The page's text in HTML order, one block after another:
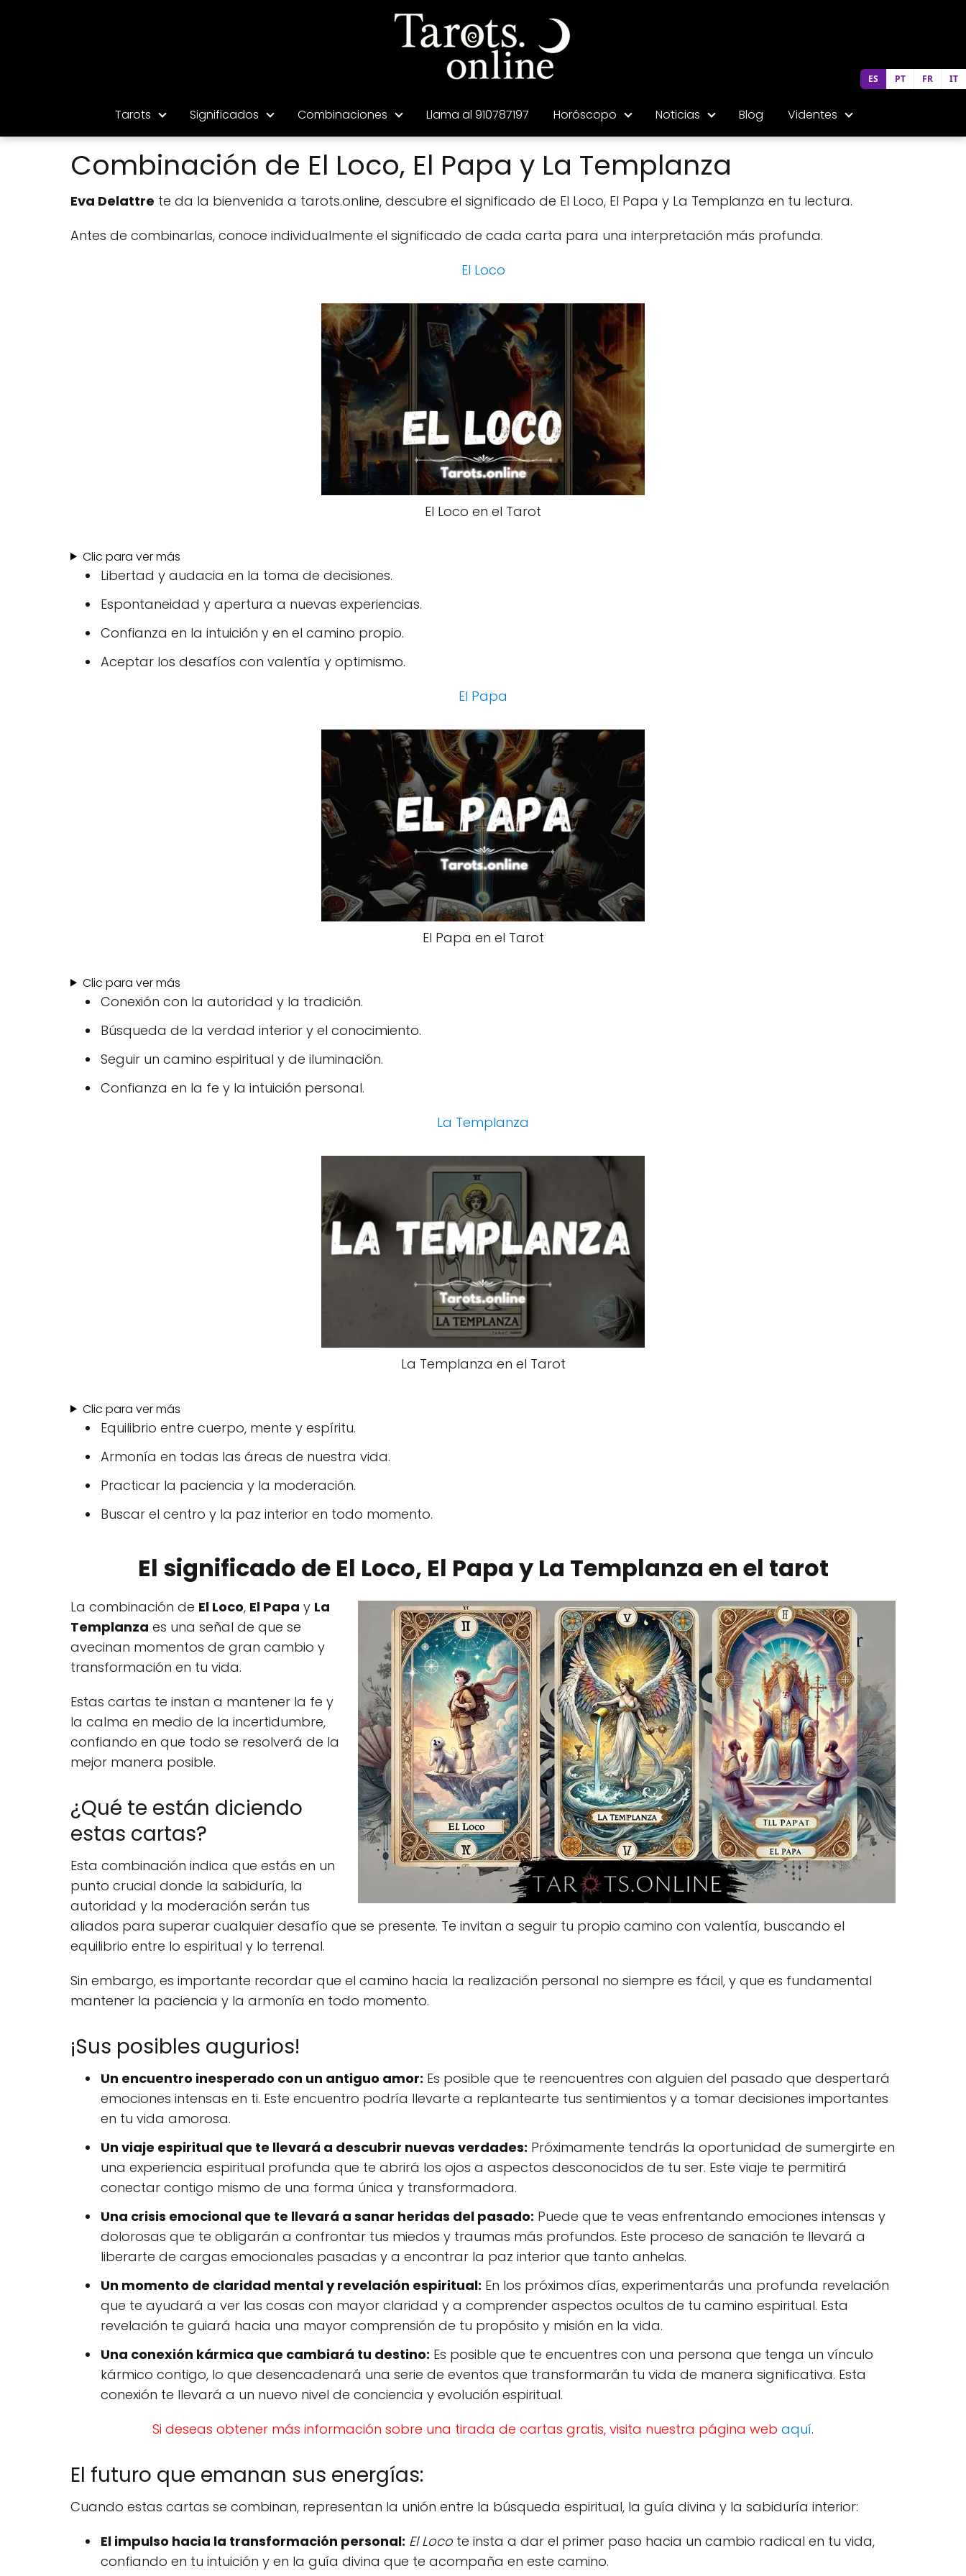
Tarots Significados Combinaciones Llama al 910787197 Horóscopo Noticias Blog Videntes
Combinación de El Loco, El Papa y La Templanza
Eva Delattre te da la bienvenida a tarots.online, descubre el significado de El Loco, El Papa y La Templanza en tu lectura.
Antes de combinarlas, conoce individualmente el significado de cada carta para una interpretación más profunda.
El Loco
El Loco en el Tarot
Clic para ver más
Libertad y audacia en la toma de decisiones.
Espontaneidad y apertura a nuevas experiencias.
Confianza en la intuición y en el camino propio.
Aceptar los desafíos con valentía y optimismo.
El Papa
El Papa en el Tarot
Clic para ver más
Conexión con la autoridad y la tradición.
Búsqueda de la verdad interior y el conocimiento.
Seguir un camino espiritual y de iluminación.
Confianza en la fe y la intuición personal.
La Templanza
La Templanza en el Tarot
Clic para ver más
Equilibrio entre cuerpo, mente y espíritu.
Armonía en todas las áreas de nuestra vida.
Practicar la paciencia y la moderación.
Buscar el centro y la paz interior en todo momento.
El significado de El Loco, El Papa y La Templanza en el tarot
La combinación de El Loco, El Papa y La
Templanza es una señal de que se
avecinan momentos de gran cambio y
transformación en tu vida.
Estas cartas te instan a mantener la fe y
la calma en medio de la incertidumbre,
confiando en que todo se resolverá de la
mejor manera posible.
¿Qué te están diciendo
estas cartas?
Esta combinación indica que estás en un
punto crucial donde la sabiduría, la
autoridad y la moderación serán tus
aliados para superar cualquier desafío que se presente. Te invitan a seguir tu propio camino con valentía, buscando el
equilibrio entre lo espiritual y lo terrenal.
Sin embargo, es importante recordar que el camino hacia la realización personal no siempre es fácil, y que es fundamental
mantener la paciencia y la armonía en todo momento.
¡Sus posibles augurios!
Un encuentro inesperado con un antiguo amor: Es posible que te reencuentres con alguien del pasado que despertará
emociones intensas en ti. Este encuentro podría llevarte a replantearte tus sentimientos y a tomar decisiones importantes
en tu vida amorosa.
Un viaje espiritual que te llevará a descubrir nuevas verdades: Próximamente tendrás la oportunidad de sumergirte en
una experiencia espiritual profunda que te abrirá los ojos a aspectos desconocidos de tu ser. Este viaje te permitirá
conectar contigo mismo de una forma única y transformadora.
Una crisis emocional que te llevará a sanar heridas del pasado: Puede que te veas enfrentando emociones intensas y
dolorosas que te obligarán a confrontar tus miedos y traumas más profundos. Este proceso de sanación te llevará a
liberarte de cargas emocionales pasadas y a encontrar la paz interior que tanto anhelas.
Un momento de claridad mental y revelación espiritual: En los próximos días, experimentarás una profunda revelación
que te ayudará a ver las cosas con mayor claridad y a comprender aspectos ocultos de tu camino espiritual. Esta
revelación te guiará hacia una mayor comprensión de tu propósito y misión en la vida.
Una conexión kármica que cambiará tu destino: Es posible que te encuentres con una persona que tenga un vínculo
kármico contigo, lo que desencadenará una serie de eventos que transformarán tu vida de manera significativa. Esta
conexión te llevará a un nuevo nivel de conciencia y evolución espiritual.
Si deseas obtener más información sobre una tirada de cartas gratis, visita nuestra página web aquí.
El futuro que emanan sus energías:
Cuando estas cartas se combinan, representan la unión entre la búsqueda espiritual, la guía divina y la sabiduría interior:
El impulso hacia la transformación personal: El Loco te insta a dar el primer paso hacia un cambio radical en tu vida,
confiando en tu intuición y en la guía divina que te acompaña en este camino.
ES PT FR IT